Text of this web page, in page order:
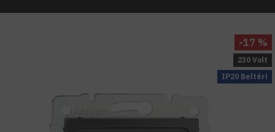
IP20 Beltéri
230 Volt
-17 %